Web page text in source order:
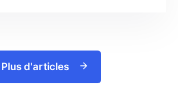
Plus d'articles